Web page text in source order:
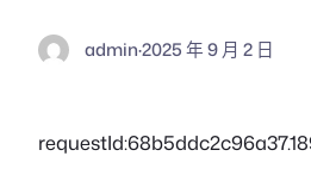
admin·2025 年 9 月 2 日